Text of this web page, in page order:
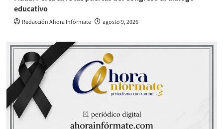
educativo
Redacción Ahora Infórmate agosto 9, 2026